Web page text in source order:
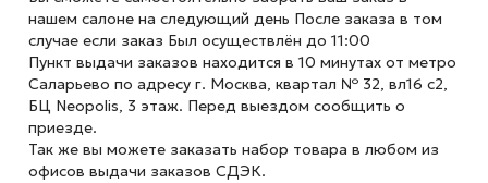
нашем салоне на следующий день После заказа в том
случае если заказ Был осуществлён до 11:00
Пункт выдачи заказов находится в 10 минутах от метро
Саларьево по адресу г. Москва, квартал № 32, вл16 с2,
БЦ Neopolis, 3 этаж. Перед выездом сообщить о
приезде.
Так же вы можете заказать набор товара в любом из
офисов выдачи заказов СДЭК.